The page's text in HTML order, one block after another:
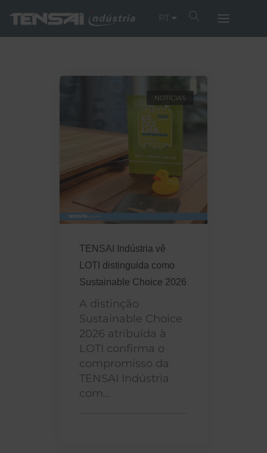
PT
NOTÍCIAS
TENSAI Indústria vê
LOTI distinguida como
Sustainable Choice 2026
A distinção
Sustainable Choice
2026 atribuída à
LOTI confirma o
compromisso da
TENSAI Indústria
com...